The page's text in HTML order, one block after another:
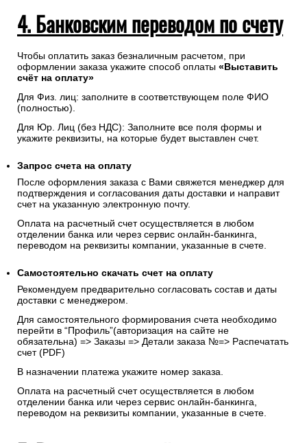
4. Банковским переводом по счету
Чтобы оплатить заказ безналичным расчетом, при
оформлении заказа укажите способ оплаты «Выставить
счёт на оплату»
Для Физ. лиц: заполните в соответствующем поле ФИО
(полностью).
Для Юр. Лиц (без НДС): Заполните все поля формы и
укажите реквизиты, на которые будет выставлен счет.
Запрос счета на оплату
После оформления заказа с Вами свяжется менеджер для
подтверждения и согласования даты доставки и направит
счет на указанную электронную почту.
Оплата на расчетный счет осуществляется в любом
отделении банка или через сервис онлайн-банкинга,
переводом на реквизиты компании, указанные в счете.
Самостоятельно скачать счет на оплату
Рекомендуем предварительно согласовать состав и даты
доставки с менеджером.
Для самостоятельного формирования счета необходимо
перейти в “Профиль”(авторизация на сайте не
обязательна) => Заказы => Детали заказа №=> Распечатать
счет (PDF)
В назначении платежа укажите номер заказа.
Оплата на расчетный счет осуществляется в любом
отделении банка или через сервис онлайн-банкинга,
переводом на реквизиты компании, указанные в счете.